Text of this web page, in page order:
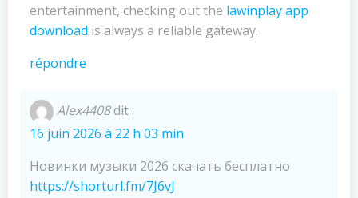
entertainment, checking out the lawinplay app
download is always a reliable gateway.
répondre
Alex4408dit :
16 juin 2026 à 22 h 03 min
Новинки музыки 2026 скачать бесплатно
https://shorturl.fm/7J6vJ